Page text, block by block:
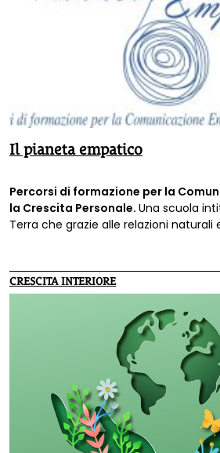
Il pianeta empatico
Percorsi di formazione per la
la Crescita Personale. Una scuola
Terra che grazie alle relazioni naturali
CRESCITA INTERIORE